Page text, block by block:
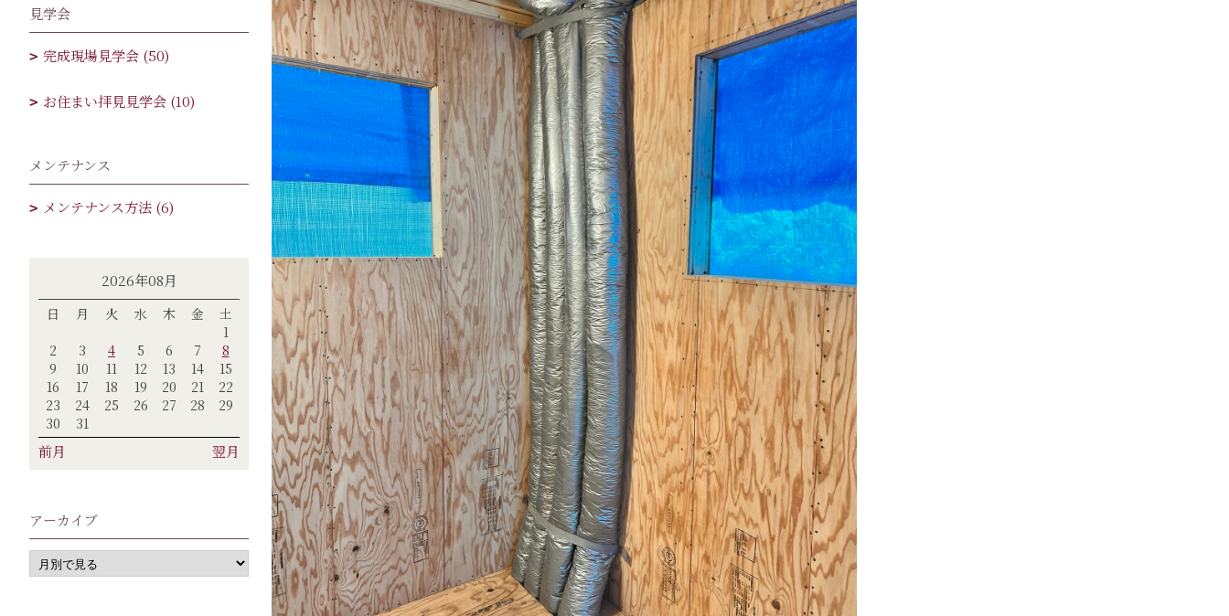
見学会
完成現場見学会 (50)
お住まい拝見見学会 (10)
メンテナンス
メンテナンス方法 (6)
2026年08月
日 月 火 水 木 金
土
1
2
3 4 5 6 7
8
9
10 11 12 13 14
15
16
17 18 19 20 21
22
23
24 25 26 27 28
29
30
31
前月 翌月
アーカイブ